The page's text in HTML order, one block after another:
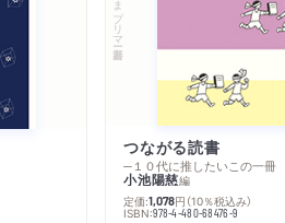
つながる読書
─１０代に推したいこの一冊
小池陽慈編
定価:1,078円 （10％税込み）
ISBN:978-4-480-68476-9